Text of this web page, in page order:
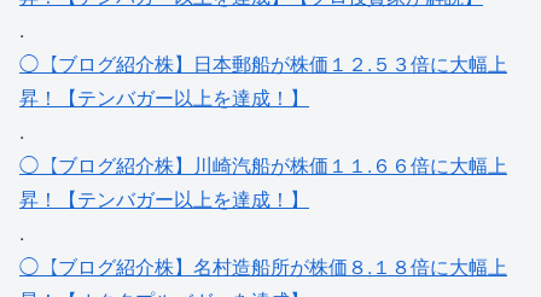
.
◯【ブログ紹介株】日本郵船が株価１２.５３倍に大幅上
昇！【テンバガー以上を達成！】
.
◯【ブログ紹介株】川崎汽船が株価１１.６６倍に大幅上
昇！【テンバガー以上を達成！】
.
◯【ブログ紹介株】名村造船所が株価８.１８倍に大幅上